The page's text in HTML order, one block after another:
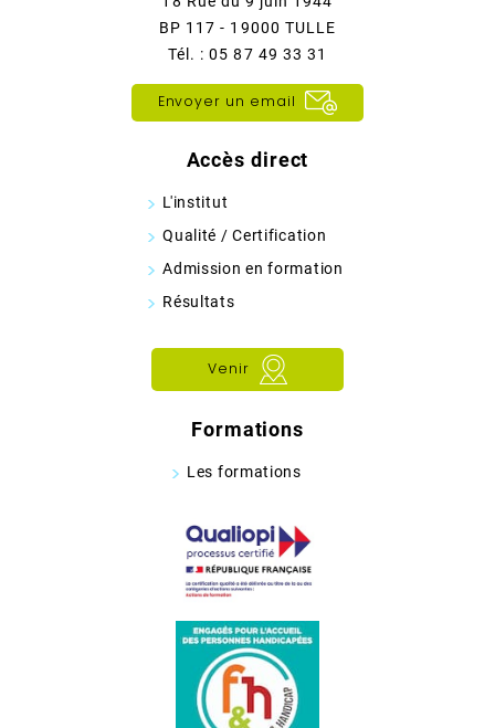
BP 117 - 19000 TULLE
Tél. : 05 87 49 33 31
Envoyer un email
Accès direct
L'institut
Qualité / Certification
Admission en formation
Résultats
Venir
Formations
Les formations